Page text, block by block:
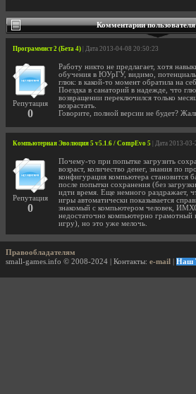
Комментарии
Программист 2 (Бета 4) | Дата 2013-04-08 20:50:23
Репутация
0
Работу никто не предлагает, хотя
обучения в ЮУрГУ, видимо,
глюк: в какой-то момент обратила на
Поездка в санаторий в надежде, что
возвращении переключился только
возрастать.
Говорите, полной версии не будет?
Компьютерная Эволюция 5 v5.1.6 / CompEvo 5 | Дата 2013-
Репутация
0
Почему-то при попытке загрузить
возраст, количество денег, знания по
конфигурация компьютера становится
после попытки сохранения (без
идти время. Еще немного раздражает,
игры автоматически показывается
знакомый с компьютером человек,
недостаточно компьютерно грамотный
игру), но это уже мелочь.
Правообладателям
small-games.info © 2008-2024 | Контакты: e-mail Наш